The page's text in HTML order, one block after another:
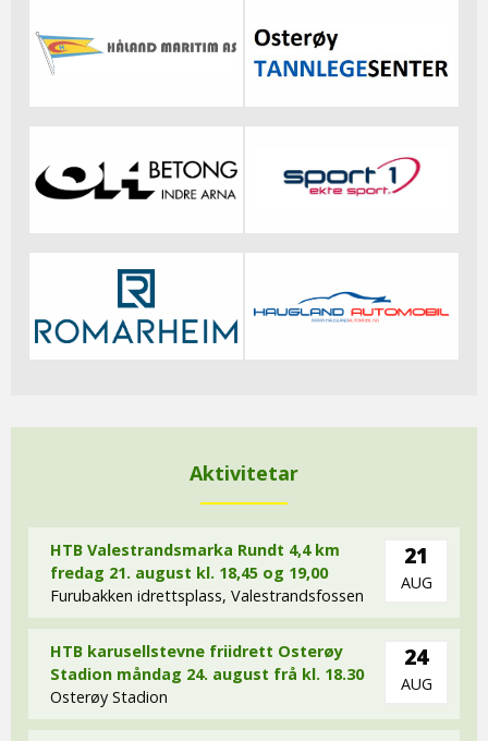
Aktivitetar
HTB Valestrandsmarka Rundt 4,4 km
fredag 21. august kl. 18,45 og 19,00
Furubakken idrettsplass, Valestrandsfossen
21
AUG
HTB karusellstevne friidrett Osterøy
Stadion måndag 24. august frå kl. 18.30
Osterøy Stadion
24
AUG